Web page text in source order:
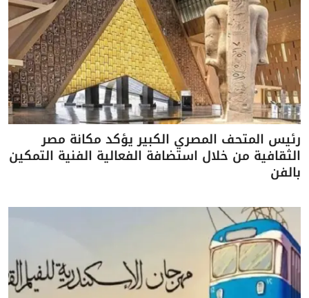
رئيس المتحف المصري الكبير يؤكد مكانة مصر
الثقافية من خلال استضافة الفعالية الفنية التمكين
بالفن